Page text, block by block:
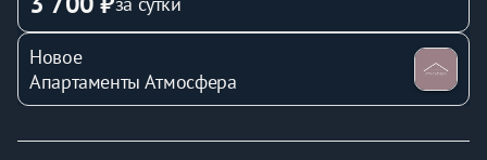
апартаменты с видом на тихий двор для
полной концентрации.
💻
высокоскоростной Wi-Fi и полноценное
рабочее место.
🛌 Премиум-отдых: Качественный
Новое
Апартаменты Атмосфера